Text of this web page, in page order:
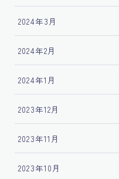
2024年3月
2024年2月
2024年1月
2023年12月
2023年11月
2023年10月